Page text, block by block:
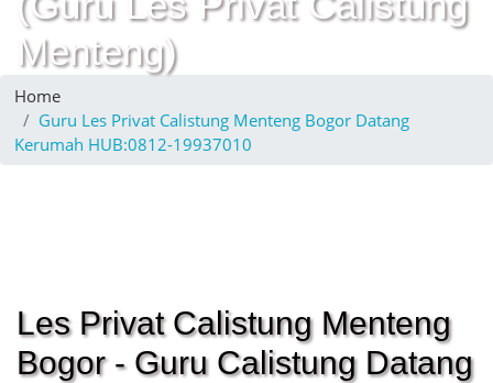
Menteng)
Home
Guru Les Privat Calistung Menteng Bogor Datang
Kerumah HUB:0812-19937010
Les Privat Calistung Menteng
Bogor - Guru Calistung Datang